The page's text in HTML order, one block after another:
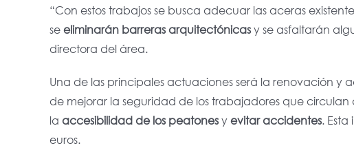
“Con estos trabajos se busca adecuar las aceras
seeliminarán barreras arquitectónicasy se asfaltarán
directora del área.
Una de las principales actuaciones será la renovación y
de mejorar la seguridad de los trabajadores que
la accesibilidad de los peatonesyevitar accidentes.
euros.